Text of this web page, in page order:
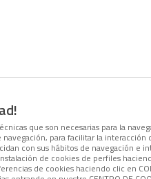
que son necesarias para la
para facilitar la
con sus hábitos de navegación e
de cookies de perfiles
de cookies haciendo clic en